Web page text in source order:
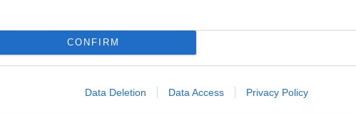
CONFIRM
Data Deletion Data Access Privacy Policy
mutatkozott be.
Tovább
1komment
francia